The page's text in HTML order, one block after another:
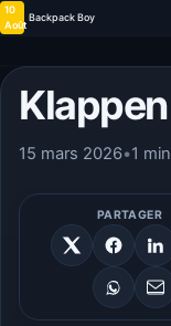
10
Août
Backpack Boy
Klappen
15 mars 2026•1 min
PARTAGER